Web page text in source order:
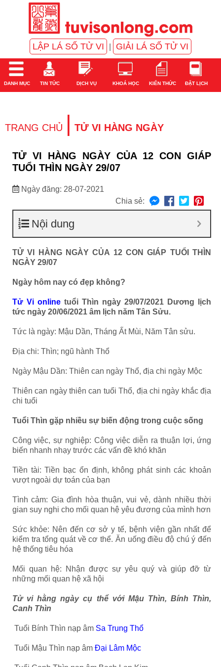
LẬP LÁ SỐ TỬ VI GIẢI LÁ SỐ TỬ VI
DANH MỤC TIN TỨC DỊCH VỤ KHOÁ HỌC KIẾN THỨC ĐẶT LỊCH
TRANG CHỦ | TỬ VI HÀNG NGÀY
TỬ VI HÀNG NGÀY CỦA 12 CON GIÁP
TUỔI THÌN NGÀY 29/07
Ngày đăng: 28-07-2021
Chia sẻ:
Nội dung
TỬ VI HÀNG NGÀY CỦA 12 CON GIÁP TUỔI THÌN
NGÀY 29/07
Ngày hôm nay có đẹp không?
Tử Vi online tuổi Thìn ngày 29/07/2021 Dương lịch
tức ngày 20/06/2021 âm lịch năm Tân Sửu.
Tức là ngày: Mậu Dần, Tháng Ất Mùi, Năm Tân sửu.
Địa chi: Thìn; ngũ hành Thổ
Ngày Mậu Dần: Thiên can ngày Thổ, địa chi ngày Mộc
Thiên can ngày thiên can tuổi Thổ, địa chi ngày khắc địa
chi tuổi
Tuổi Thìn gặp nhiều sự biến động trong cuộc sống
Công việc, sự nghiệp: Công việc diễn ra thuận lợi, ứng
biến nhanh nhạy trước các vấn đề khó khăn
Tiền tài: Tiền bạc ổn định, không phát sinh các khoản
vượt ngoài dự toán của bạn
Tình cảm: Gia đình hòa thuận, vui vẻ, dành nhiều thời
gian suy nghi cho mối quan hệ yêu đương của mình hơn
Sức khỏe: Nên đến cơ sở y tế, bệnh viện gần nhất để
kiểm tra tổng quát về cơ thể. Ăn uống điều độ chú ý đến
hệ thống tiêu hóa
Mối quan hệ: Nhận được sự yêu quý và giúp đỡ từ
những mối quan hệ xã hội
Tử vi hằng ngày cụ thể với Mậu Thìn, Bính Thìn,
Canh Thìn
Tuổi Bính Thìn nạp âm Sa Trung Thổ
Tuổi Mậu Thìn nạp âm Đại Lâm Mộc